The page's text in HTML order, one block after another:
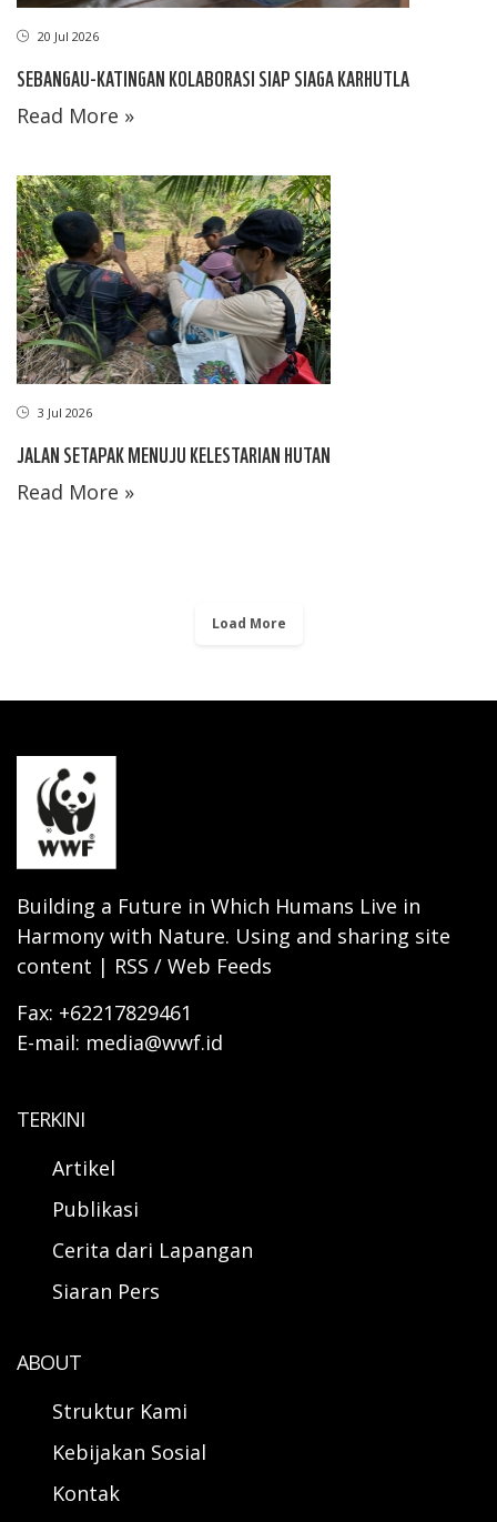
20 Jul 2026
SEBANGAU-KATINGAN KOLABORASI SIAP SIAGA KARHUTLA
Read More »
3 Jul 2026
JALAN SETAPAK MENUJU KELESTARIAN HUTAN
Read More »
Load More
Building a Future in Which Humans Live in
Harmony with Nature. Using and sharing site
content | RSS / Web Feeds
Fax: +62217829461
E-mail: media@wwf.id
TERKINI
Artikel
Publikasi
Cerita dari Lapangan
Siaran Pers
ABOUT
Struktur Kami
Kebijakan Sosial
Kontak